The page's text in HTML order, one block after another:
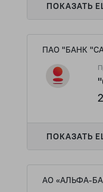
ПОКАЗАТЬ
ПАО "БАНК
ПОКАЗАТЬ
АО «АЛЬФА-